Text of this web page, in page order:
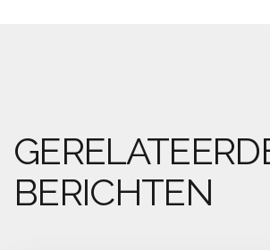
BERICHTEN